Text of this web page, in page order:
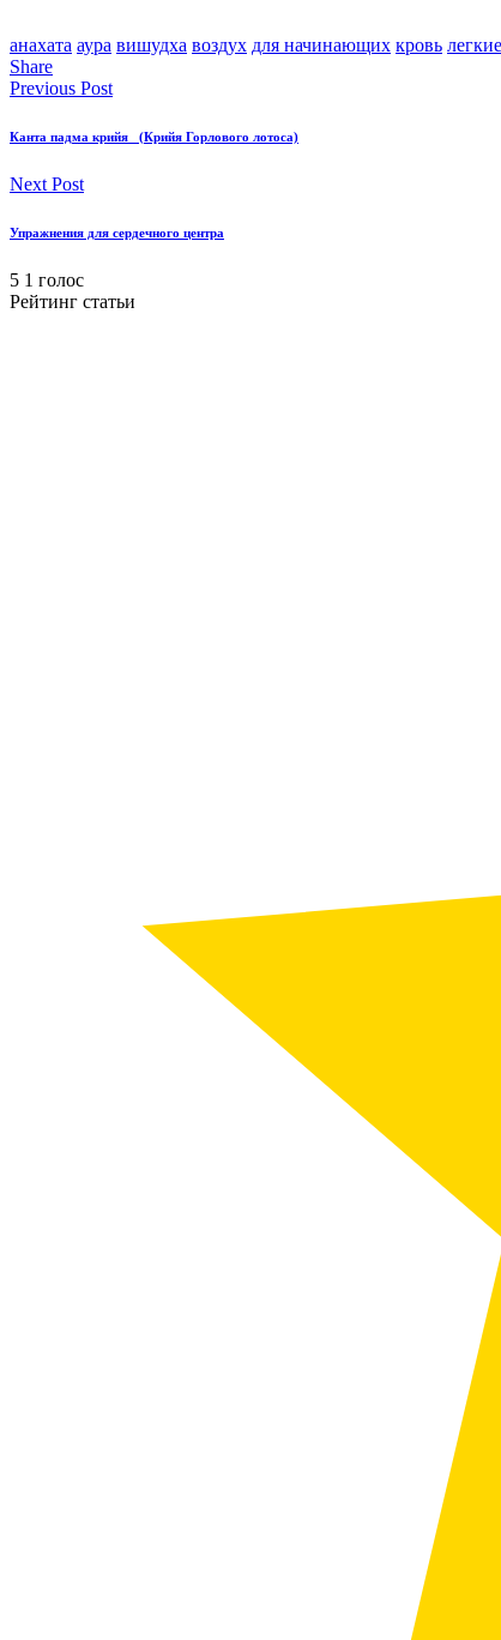
анахата аура вишудха воздух для начинающих кровь легкие
Share
Previous Post
Канта падма крийя (Крийя Горлового лотоса)
Next Post
Упражнения для сердечного центра
5 1 голос
Рейтинг статьи